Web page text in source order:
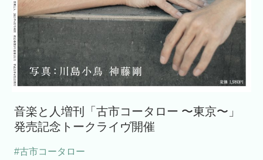
音楽と人増刊「古市コータロー 〜東京〜」
発売記念トークライヴ開催
#古市コータロー